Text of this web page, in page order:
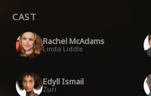
CAST
Rachel McAdams
Linda Liddle
Edyll Ismail
Zuri